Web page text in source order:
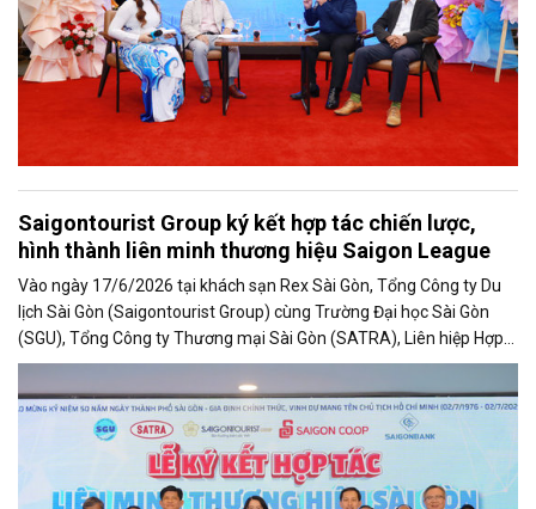
Saigontourist Group ký kết hợp tác chiến lược,
hình thành liên minh thương hiệu Saigon League
Vào ngày 17/6/2026 tại khách sạn Rex Sài Gòn, Tổng Công ty Du
lịch Sài Gòn (Saigontourist Group) cùng Trường Đại học Sài Gòn
(SGU), Tổng Công ty Thương mại Sài Gòn (SATRA), Liên hiệp Hợp
tác xã Thương mại TP. Hồ Chí Minh (Saigon Co.op) và Ngân hàng
TMCP Sài Gòn Công Thương (Saigonbank) chính thức ký kết Bản
ghi nhớ hợp tác giai đoạn 2026 – 2030, hình thành Liên minh
Thương hiệu Sài Gòn – Saigon League.